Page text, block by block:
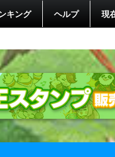
キング ヘルプ 現